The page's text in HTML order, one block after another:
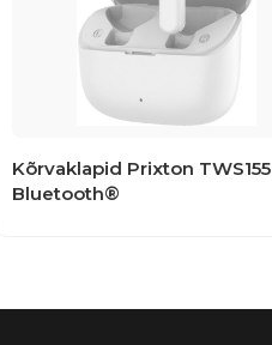
Kõrvaklapid Prixton TWS155
Bluetooth®